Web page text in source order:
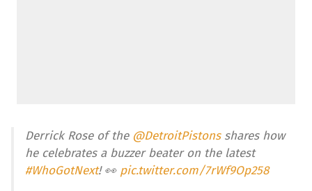
Derrick Rose of the @DetroitPistonsshares how
he celebrates a buzzer beater on the latest
#WhoGotNext! 👀 pic.twitter.com/7rWf9Op258